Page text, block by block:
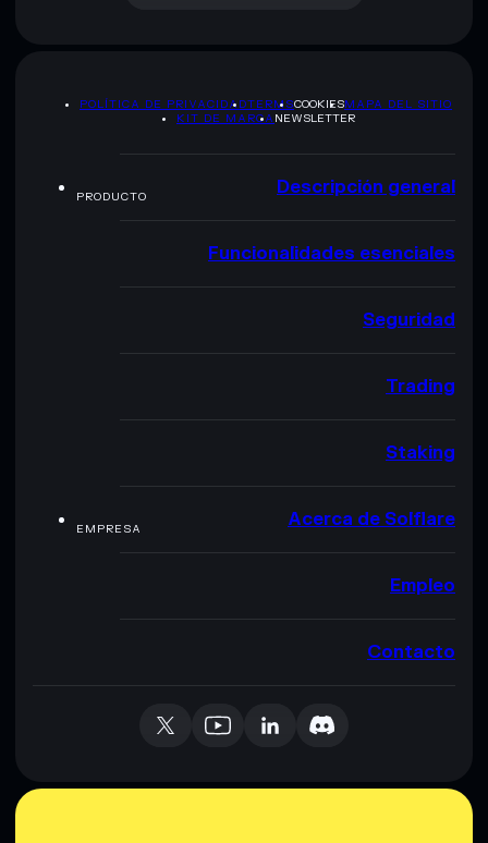
POLÍTICA DE PRIVACIDADTERMSCOOKIESMAPA DEL SITIO
KIT DE MARCA NEWSLETTER
PRODUCTO Descripción general
Funcionalidades esenciales
Seguridad
Trading
Staking
EMPRESA Acerca de Solflare
Empleo
Contacto